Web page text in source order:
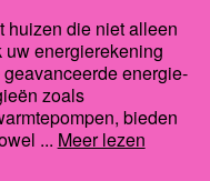
huizen die niet alleen
uw energierekening
energie-
zoals
bieden
... Meer lezen